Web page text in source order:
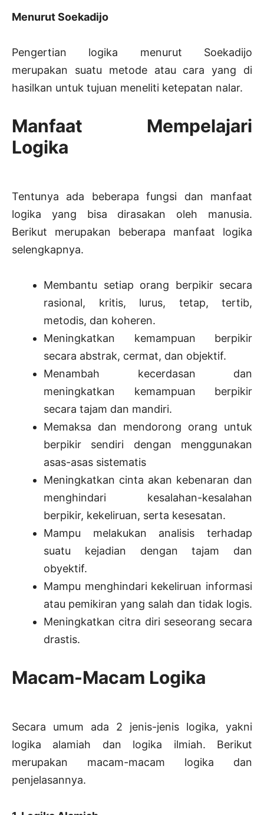
Menurut Soekadijo
Pengertian logika menurut Soekadijo
merupakan suatu metode atau cara yang di
hasilkan untuk tujuan meneliti ketepatan nalar.
Manfaat Mempelajari
Logika
Tentunya ada beberapa fungsi dan manfaat
logika yang bisa dirasakan oleh manusia.
Berikut merupakan beberapa manfaat logika
selengkapnya.
Membantu setiap orang berpikir secara
rasional, kritis, lurus, tetap, tertib,
metodis, dan koheren.
Meningkatkan kemampuan berpikir
secara abstrak, cermat, dan objektif.
Menambah kecerdasan dan
meningkatkan kemampuan berpikir
secara tajam dan mandiri.
Memaksa dan mendorong orang untuk
berpikir sendiri dengan menggunakan
asas-asas sistematis
Meningkatkan cinta akan kebenaran dan
menghindari kesalahan-kesalahan
berpikir, kekeliruan, serta kesesatan.
Mampu melakukan analisis terhadap
suatu kejadian dengan tajam dan
obyektif.
Mampu menghindari kekeliruan informasi
atau pemikiran yang salah dan tidak logis.
Meningkatkan citra diri seseorang secara
drastis.
Macam-Macam Logika
Secara umum ada 2 jenis-jenis logika, yakni
logika alamiah dan logika ilmiah. Berikut
merupakan macam-macam logika dan
penjelasannya.